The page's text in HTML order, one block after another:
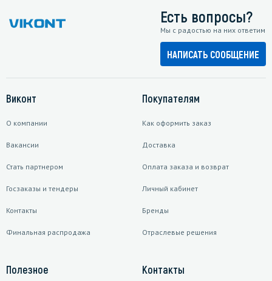
Есть вопросы?
Мы с радостью на них ответим
НАПИСАТЬ СООБЩЕНИЕ
Виконт
О компании
Вакансии
Стать партнером
Госзаказы и тендеры
Контакты
Финальная распродажа
Покупателям
Как оформить заказ
Доставка
Оплата заказа и возврат
Личный кабинет
Бренды
Отраслевые решения
Полезное Контакты